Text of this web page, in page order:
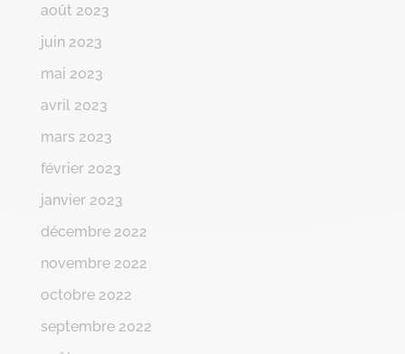
août 2023
juin 2023
mai 2023
avril 2023
mars 2023
février 2023
janvier 2023
décembre 2022
novembre 2022
octobre 2022
septembre 2022